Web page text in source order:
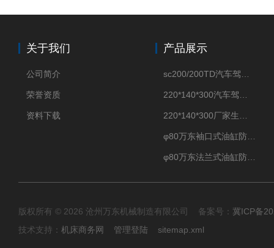
关于我们
公司简介
荣誉资质
资料下载
产品展示
版权所有 © 2026 沧州万东机械制造有限公司 备案号： 冀ICP备
技术支持： 机床商务网 管理登陆 sitemap.xml